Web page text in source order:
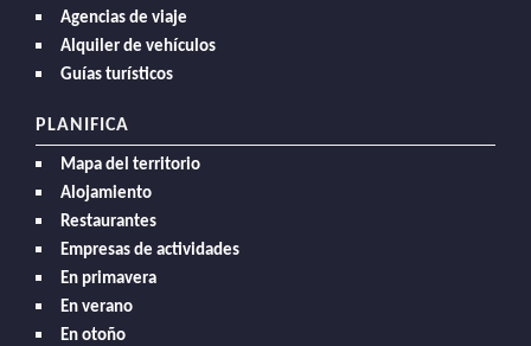
Agencias de viaje
Alquiler de vehículos
Guías turísticos
PLANIFICA
Mapa del territorio
Alojamiento
Restaurantes
Empresas de actividades
En primavera
En verano
En otoño